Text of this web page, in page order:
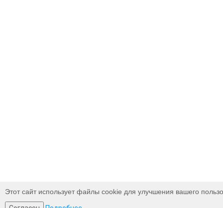
Этот сайт использует файлы cookie для улучшения вашего